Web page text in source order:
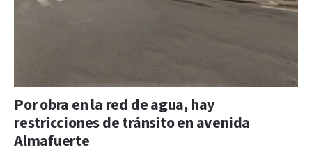
Por obra en la red de agua, hay
restricciones de tránsito en avenida
Almafuerte